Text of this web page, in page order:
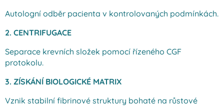
Autologní odběr pacienta v kontrolovaných podmínkách.
2. CENTRIFUGACE
Separace krevních složek pomocí řízeného CGF
protokolu.
3. ZÍSKÁNÍ BIOLOGICKÉ MATRIX
Vznik stabilní fibrinové struktury bohaté na růstové